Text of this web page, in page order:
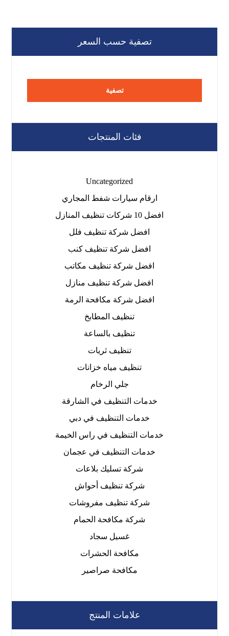
تصفية حسب السعر
تصفية
فئات المنتجات
Uncategorized
ارقام سيارات شفط المجاري
افضل 10 شركات تنظيف المنازل
افضل شركة تنظيف فلل
افضل شركة تنظيف كنب
افضل شركة تنظيف مكاتب
افضل شركة تنظيف منازل
افضل شركة مكافحة الرمة
تنظيف المطابخ
تنظيف بالساعة
تنظيف ثريات
تنظيف مياه خزانات
جلي الرخام
خدمات التنظيف في الشارقة
خدمات التنظيف في دبي
خدمات التنظيف في راس الخيمة
خدمات التنظيف في عجمان
شركة تسليك بلاعات
شركة تنظيف أحواش
شركة تنظيف مفروشات
شركة مكافحة الحمام
غسيل سجاد
مكافحة الحشرات
مكافحة صراصير
علامات المنتج